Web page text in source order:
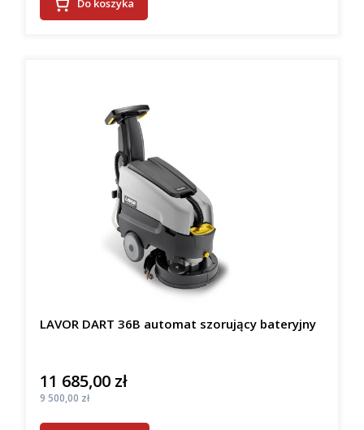
Do koszyka
LAVOR DART 36B automat szorujący bateryjny
Cena
11 685,00 zł
Cena
9 500,00 zł